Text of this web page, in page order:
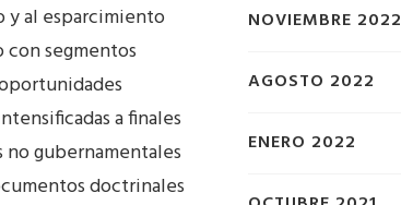
y al esparcimiento
segmentos
a finales
gubernamentales
doctrinales
NOVIEMBRE 2022
AGOSTO 2022
ENERO 2022